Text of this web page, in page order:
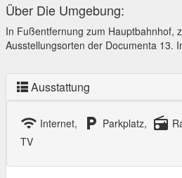
Über Die Umgebung:
In Fußentfernung zum Hauptbahnhof,
Ausstellungsorten der Documenta 13.
Ausstattung
wifi Internet, local_parking Parkplatz, radio
TV